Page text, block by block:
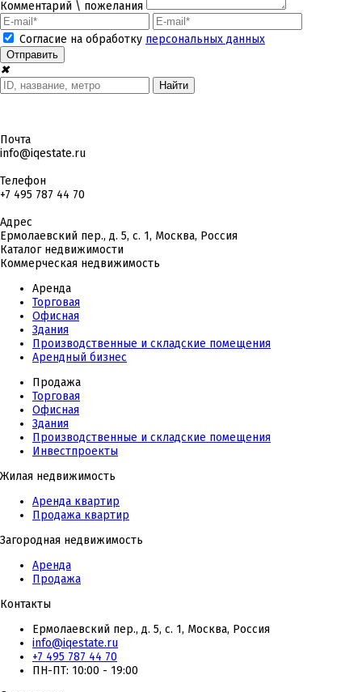
Комментарий \ пожелания
Согласие на обработку персональных данных
✖
Почта
info@iqestate.ru
Телефон
+7 495 787 44 70
Адрес
Ермолаевский пер., д. 5, с. 1, Москва, Россия
Каталог недвижимости
Коммерческая недвижимость
Аренда
Торговая
Офисная
Здания
Производственные и складские помещения
Арендный бизнес
Продажа
Торговая
Офисная
Здания
Производственные и складские помещения
Инвестпроекты
Жилая недвижимость
Аренда квартир
Продажа квартир
Загородная недвижимость
Аренда
Продажа
Контакты
Ермолаевский пер., д. 5, с. 1, Москва, Россия
info@iqestate.ru
+7 495 787 44 70
ПН-ПТ: 10:00 - 19:00